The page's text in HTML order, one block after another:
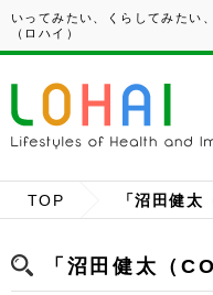
いってみたい、くらしてみたい
（ロハイ）
TOP 「沼田健
「沼田健太（